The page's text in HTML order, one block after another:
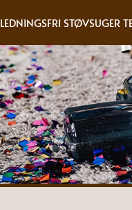
LEDNINGSFRI STØVSUGER